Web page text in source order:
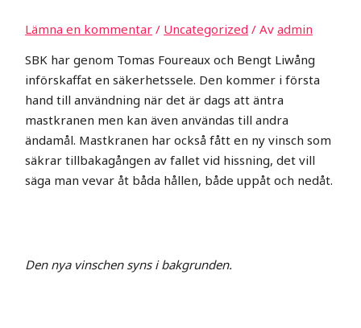
Lämna en kommentar / Uncategorized / Av admin
SBK har genom Tomas Foureaux och Bengt Liwång
införskaffat en säkerhetssele. Den kommer i första
hand till användning när det är dags att äntra
mastkranen men kan även användas till andra
ändamål. Mastkranen har också fått en ny vinsch som
säkrar tillbakagången av fallet vid hissning, det vill
säga man vevar åt båda hållen, både uppåt och nedåt.
Den nya vinschen syns i bakgrunden.